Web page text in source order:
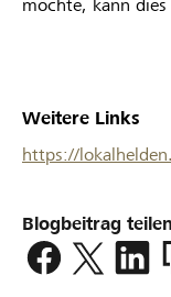
möchte, kann
Weitere Links
https://
Blogbeitrag teilen